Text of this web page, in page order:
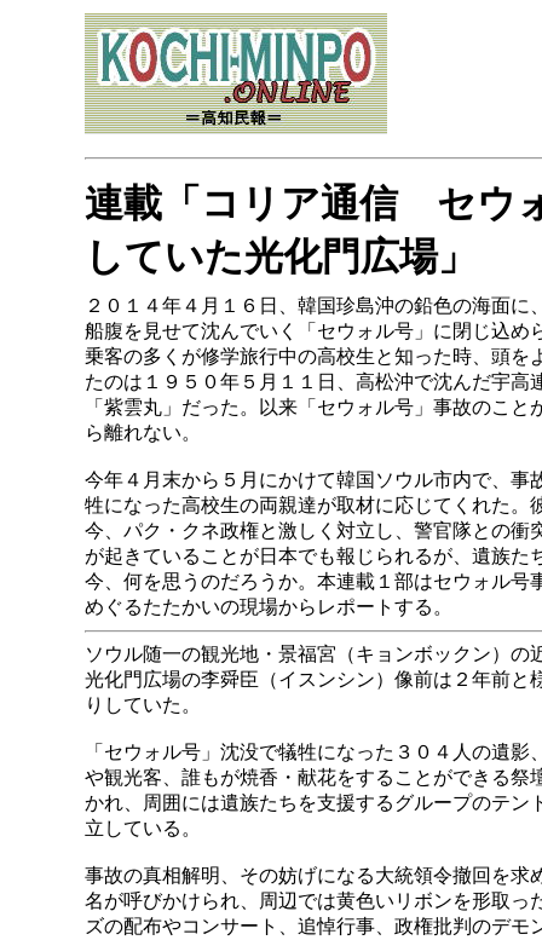
連載「コリア通信 セウ
していた光化門広場」
２０１４年４月１６日、韓国珍島沖の鉛色の海面に
船腹を見せて沈んでいく「セウォル号」に閉じ込め
乗客の多くが修学旅行中の高校生と知った時、頭を
たのは１９５０年５月１１日、高松沖で沈んだ宇高
「紫雲丸」だった。以来「セウォル号」事故のこと
ら離れない。
今年４月末から５月にかけて韓国ソウル市内で、事
牲になった高校生の両親達が取材に応じてくれた。
今、パク・クネ政権と激しく対立し、警官隊との衝
が起きていることが日本でも報じられるが、遺族た
今、何を思うのだろうか。本連載１部はセウォル号
めぐるたたかいの現場からレポートする。
ソウル随一の観光地・景福宮（キョンボックン）の
光化門広場の李舜臣（イスンシン）像前は２年前と
りしていた。
「セウォル号」沈没で犠牲になった３０４人の遺影
や観光客、誰もが焼香・献花をすることができる祭
かれ、周囲には遺族たちを支援するグループのテン
立している。
事故の真相解明、その妨げになる大統領令撤回を求
名が呼びかけられ、周辺では黄色いリボンを形取っ
ズの配布やコンサート、追悼行事、政権批判のデモ